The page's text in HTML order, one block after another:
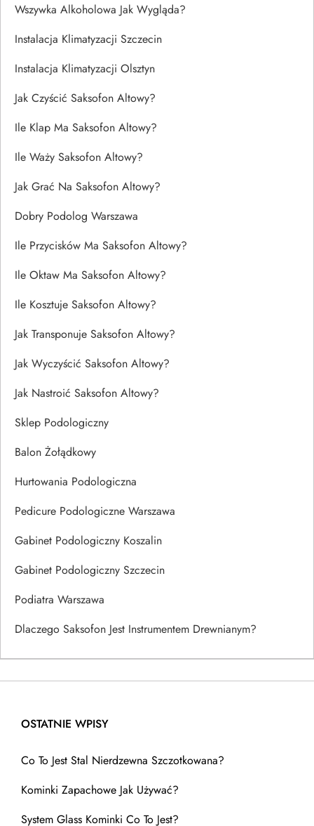
Wszywka Alkoholowa Jak Wygląda?
Instalacja Klimatyzacji Szczecin
Instalacja Klimatyzacji Olsztyn
Jak Czyścić Saksofon Altowy?
Ile Klap Ma Saksofon Altowy?
Ile Waży Saksofon Altowy?
Jak Grać Na Saksofon Altowy?
Dobry Podolog Warszawa
Ile Przycisków Ma Saksofon Altowy?
Ile Oktaw Ma Saksofon Altowy?
Ile Kosztuje Saksofon Altowy?
Jak Transponuje Saksofon Altowy?
Jak Wyczyścić Saksofon Altowy?
Jak Nastroić Saksofon Altowy?
Sklep Podologiczny
Balon Żołądkowy
Hurtowania Podologiczna
Pedicure Podologiczne Warszawa
Gabinet Podologiczny Koszalin
Gabinet Podologiczny Szczecin
Podiatra Warszawa
Dlaczego Saksofon Jest Instrumentem Drewnianym?
OSTATNIE WPISY
Co To Jest Stal Nierdzewna Szczotkowana?
Kominki Zapachowe Jak Używać?
System Glass Kominki Co To Jest?